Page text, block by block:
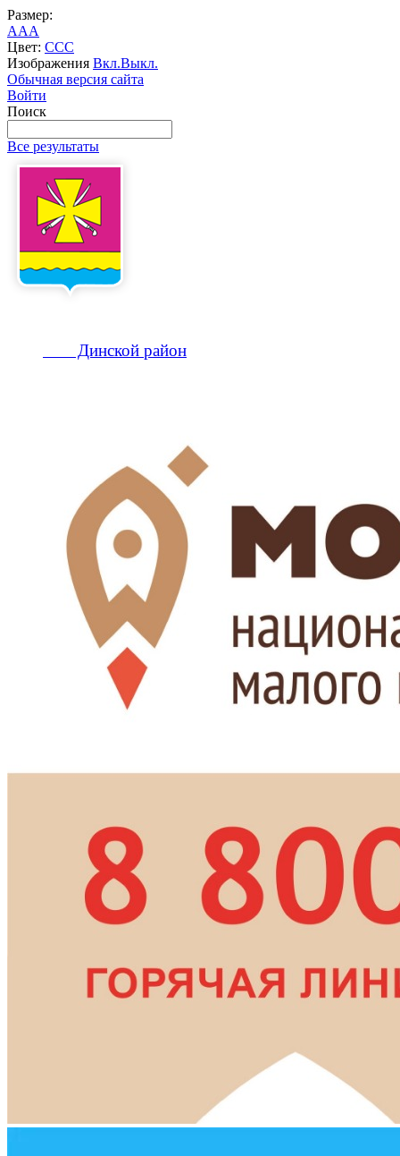
Размер:
AAA
Цвет: CCC
Изображения Вкл.Выкл.
Обычная версия сайта
Войти
Поиск
Все результаты
Динской район